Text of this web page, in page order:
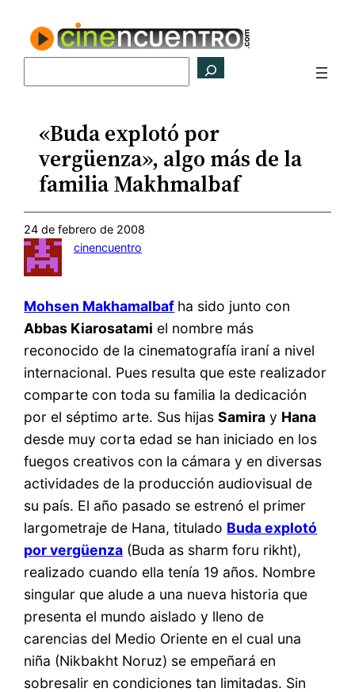
contenido
«Buda explotó por
vergüenza», algo más de la
familia Makhmalbaf
24 de febrero de 2008
cinencuentro
Mohsen Makhamalbaf ha sido junto con
Abbas Kiarosatami el nombre más
reconocido de la cinematografía iraní a nivel
internacional. Pues resulta que este realizador
comparte con toda su familia la dedicación
por el séptimo arte. Sus hijasSamira y Hana
desde muy corta edad se han iniciado en los
fuegos creativos con la cámara y en diversas
actividades de la producción audiovisual de
su país. El año pasado se estrenó el primer
largometraje de Hana, titulado Buda explotó
por vergüenza (Buda as sharm foru rikht),
realizado cuando ella tenía 19 años. Nombre
singular que alude a una nueva historia que
presenta el mundo aislado y lleno de
carencias del Medio Oriente en el cual una
niña (Nikbakht Noruz) se empeñará en
sobresalir en condiciones tan limitadas. Sin